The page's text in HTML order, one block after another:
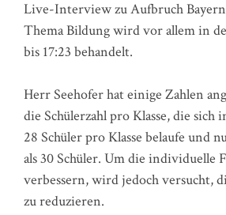
Live-Interview zu Aufbruch Bayern
Thema Bildung wird vor allem in
bis 17:23 behandelt.
Herr Seehofer hat einige Zahlen
die Schülerzahl pro Klasse, die sich
28 Schüler pro Klasse belaufe und
als 30 Schüler. Um die individuelle
verbessern, wird jedoch versucht,
zu reduzieren.